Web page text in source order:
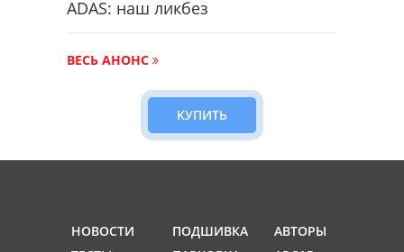
ADAS: наш ликбез
ВЕСЬ АНОНС
КУПИТЬ
НОВОСТИ
ПОДШИВКА
АВТОРЫ